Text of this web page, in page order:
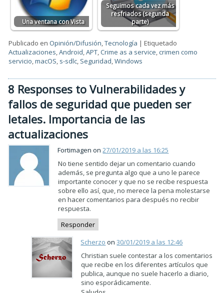
Una ventana con Vista
Seguimos cada vez más
resfriados (segunda
parte)
Publicado en Opinión/Difusión,Tecnología |Etiquetado
Actualizaciones,Android,APT,Crime as a service,crimen como
servicio,macOS, s-sdlc, Seguridad,Windows
8 Responses to Vulnerabilidades y
fallos de seguridad que pueden ser
letales. Importancia de las
actualizaciones
Fortimagen on27/01/2019 a las 16:25
No tiene sentido dejar un comentario cuando
además, se pregunta algo que a uno le parece
importante conocer y que no se recibe respuesta
sobre ello así, que, no merece la pena molestarse
en hacer comentarios para después no recibir
respuesta.
Responder
Scherzo on30/01/2019 a las 12:46
Christian suele contestar a los comentarios
que recibe en los diferentes artículos que
publica, aunque no suele hacerlo a diario,
sino esporádicamente.